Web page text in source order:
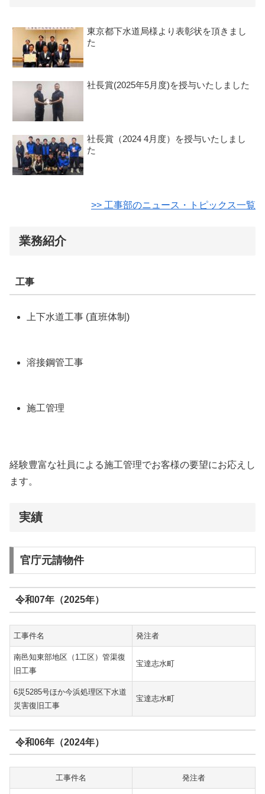
東京都下水道局様より表彰状を頂きまし
た
社長賞(2025年5月度)を授与いたしました
社長賞（2024 4月度）を授与いたしまし
た
>> 工事部のニュース・トピックス一覧
業務紹介
工事
上下水道工事 (直班体制)
溶接鋼管工事
施工管理
経験豊富な社員による施工管理でお客様の要望にお応えし
ます。
実績
官庁元請物件
令和07年（2025年）
工事件名 発注者
南邑知東部地区（1工区）管渠復
旧工事
宝達志水町
6災5285号ほか今浜処理区下水道
災害復旧工事
宝達志水町
令和06年（2024年）
工事件名 発注者